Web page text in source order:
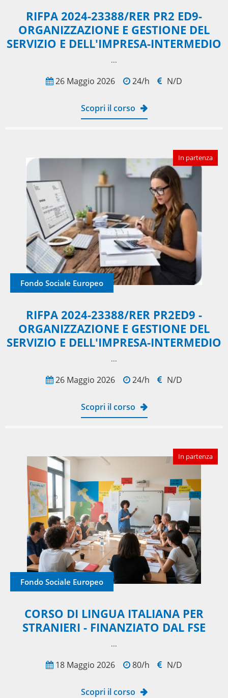
RIFPA 2024-23388/RER PR2 ED9-
ORGANIZZAZIONE E GESTIONE DEL
SERVIZIO E DELL'IMPRESA-INTERMEDIO
​...
26 Maggio 2026 24/h N/D
Scopri il corso
In partenza
Fondo Sociale Europeo
RIFPA 2024-23388/RER PR2ED9 -
ORGANIZZAZIONE E GESTIONE DEL
SERVIZIO E DELL'IMPRESA-INTERMEDIO
​...
26 Maggio 2026 24/h N/D
Scopri il corso
In partenza
Fondo Sociale Europeo
CORSO DI LINGUA ITALIANA PER
STRANIERI - FINANZIATO DAL FSE
...
18 Maggio 2026 80/h N/D
Scopri il corso